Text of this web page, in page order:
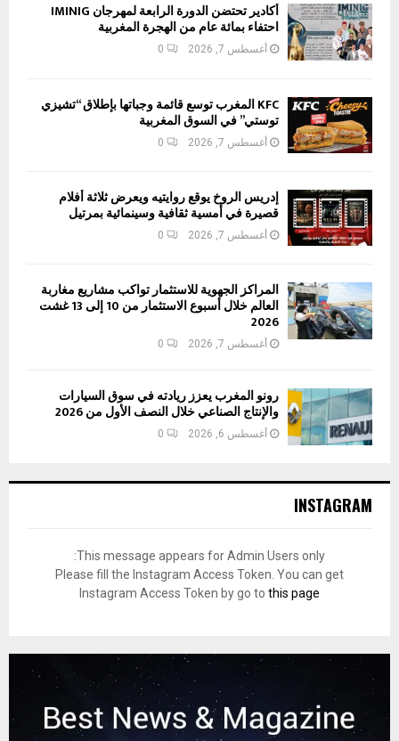
أكادير تحتضن الدورة الرابعة لمهرجان IMINIG
احتفاء بمائة عام من الهجرة المغربية
أغسطس 7, 2026 0
KFC المغرب توسع قائمة وجباتها بإطلاق “تشيزي
توستي” في السوق المغربية
أغسطس 7, 2026 0
إدريس الروخ يوقع روايتيه ويعرض ثلاثة أفلام
قصيرة في أمسية ثقافية وسينمائية بمرتيل
أغسطس 7, 2026 0
المراكز الجهوية للاستثمار تواكب مشاريع مغاربة
العالم خلال أسبوع الاستثمار من 10 إلى 13 غشت
2026
أغسطس 7, 2026 0
رونو المغرب يعزز ريادته في سوق السيارات
والإنتاج الصناعي خلال النصف الأول من 2026
أغسطس 6, 2026 0
INSTAGRAM
This message appears for Admin Users only:
Please fill the Instagram Access Token. You can get
Instagram Access Token by go to this page